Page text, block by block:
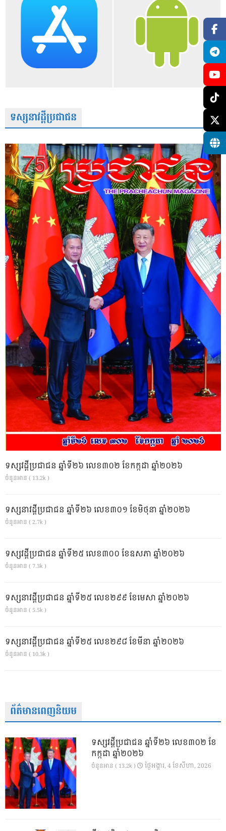
ទស្សនាវដ្តីប្រជាជន
ទស្សវដ្តីប្រជាជន ឆ្នាំទី២៦ លេខ៣០២ ខែកក្កដា ឆ្នាំ២០២៦
ចំនួនអាន ( 13.2k )
ទស្សនាវដ្ដីប្រជាជន ឆ្នាំទី២៦ លេខ៣០១ ខែមិថុនា ឆ្នាំ២០២៦
ចំនួនអាន ( 2.7k )
ទស្សវដ្តីប្រជាជន ឆ្នាំទី២៥ លេខ៣០០ ខែឧសភា ឆ្នាំ២០២៦
ចំនួនអាន ( 7.3k )
ទស្សនាវដ្ដីប្រជាជន ឆ្នាំទី២៥ លេខ២៩៩ ខែមេសា ឆ្នាំ២០២៦
ចំនួនអាន ( 5.5k )
ទស្សនាវដ្ដីប្រជាជន ឆ្នាំទី២៥ លេខ២៩៨ ខែមីនា ឆ្នាំ២០២៦
ចំនួនអាន ( 10.3k )
ព័ត៌មានពេញនិយម
ទស្សវដ្តីប្រជាជន ឆ្នាំទី២៦ លេខ៣០២ ខែ
កក្កដា ឆ្នាំ២០២៦
ចំនួនអាន ( 13.2k ) ថ្ងៃ​អង្គារ, 4 ខែ​សីហា, 2026